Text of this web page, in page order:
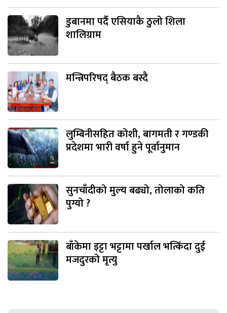
डुबानमा पर्दै एसियाकै ठुलो शिला
शालिग्राम
मन्त्रिपरिषद् बैठक बस्दै
लुम्बिनीसहित कोशी, बागमती र गण्डकी
प्रदेशमा भारी वर्षा हुने पूर्वानुमान
सुनचाँदीको मुल्य बढ्यो, तोलाको कति
पुग्यो ?
बाँकेमा इट्टा भट्टामा पर्खाल भत्किँदा दुई
मजदुरको मृत्यु